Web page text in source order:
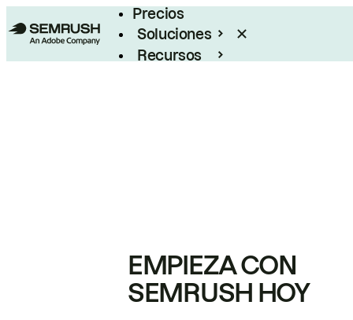
Precios
Soluciones
Recursos
EMPIEZA CON
SEMRUSH HOY